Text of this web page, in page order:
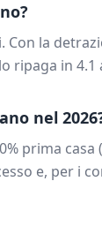
?
Con la
ripaga in 4.1
nel
prima casa
e, per i